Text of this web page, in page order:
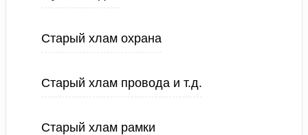
Старый хлам охрана
Старый хлам провода и т.д.
Старый хлам рамки